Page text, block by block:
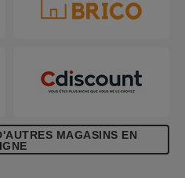
MAGASINS EN